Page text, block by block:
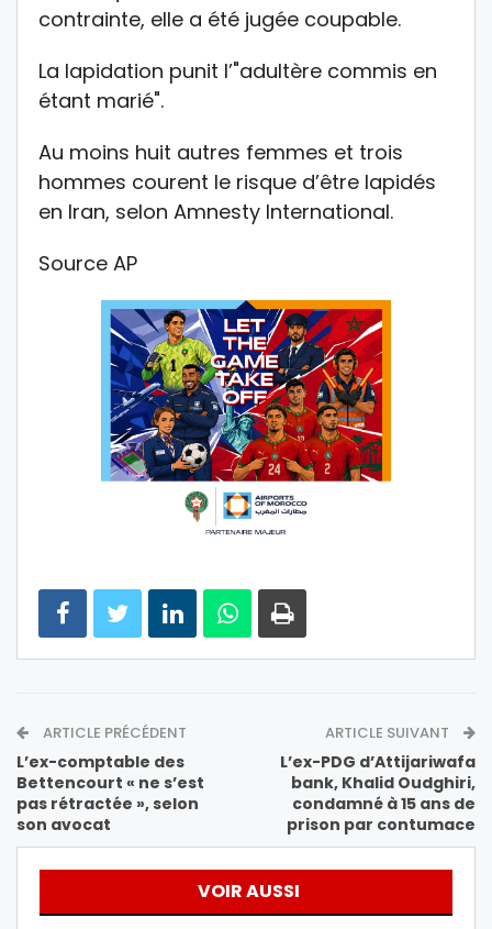
contrainte, elle a été jugée coupable.
La lapidation punit l’"adultère commis en
étant marié".
Au moins huit autres femmes et trois
hommes courent le risque d’être lapidés
en Iran, selon Amnesty International.
Source AP
ARTICLE PRÉCÉDENT
L’ex-comptable des
Bettencourt « ne s’est
pas rétractée », selon
son avocat
ARTICLE SUIVANT
L’ex-PDG d’Attijariwafa
bank, Khalid Oudghiri,
condamné à 15 ans de
prison par contumace
VOIR AUSSI